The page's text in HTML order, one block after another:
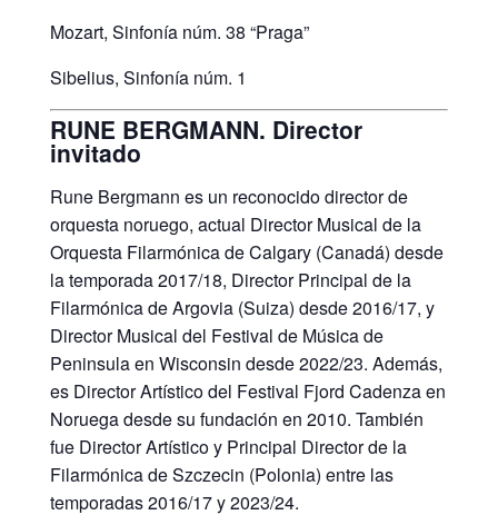
Mozart, Sinfonía núm. 38 “Praga”
Sibelius, Sinfonía núm. 1
RUNE BERGMANN. Director
invitado
Rune Bergmann es un reconocido director de
orquesta noruego, actual Director Musical de la
Orquesta Filarmónica de Calgary (Canadá) desde
la temporada 2017/18, Director Principal de la
Filarmónica de Argovia (Suiza) desde 2016/17, y
Director Musical del Festival de Música de
Peninsula en Wisconsin desde 2022/23. Además,
es Director Artístico del Festival Fjord Cadenza en
Noruega desde su fundación en 2010. También
fue Director Artístico y Principal Director de la
Filarmónica de Szczecin (Polonia) entre las
temporadas 2016/17 y 2023/24.